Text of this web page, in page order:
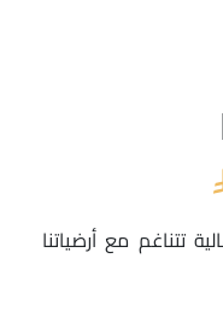
تتناغم مع أرضياتنا